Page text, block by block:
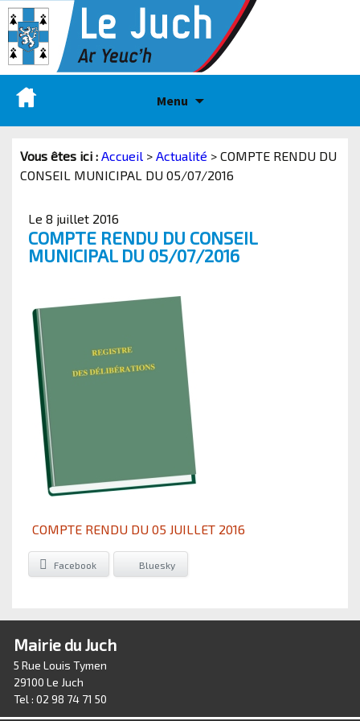
Menu
Vous êtes ici : Accueil > Actualité > COMPTE RENDU DU
CONSEIL MUNICIPAL DU 05/07/2016
Le 8 juillet 2016
COMPTE RENDU DU CONSEIL
MUNICIPAL DU 05/07/2016
COMPTE RENDU DU 05 JUILLET 2016
Facebook Bluesky
Mairie du Juch
5 Rue Louis Tymen
29100 Le Juch
Tel : 02 98 74 71 50